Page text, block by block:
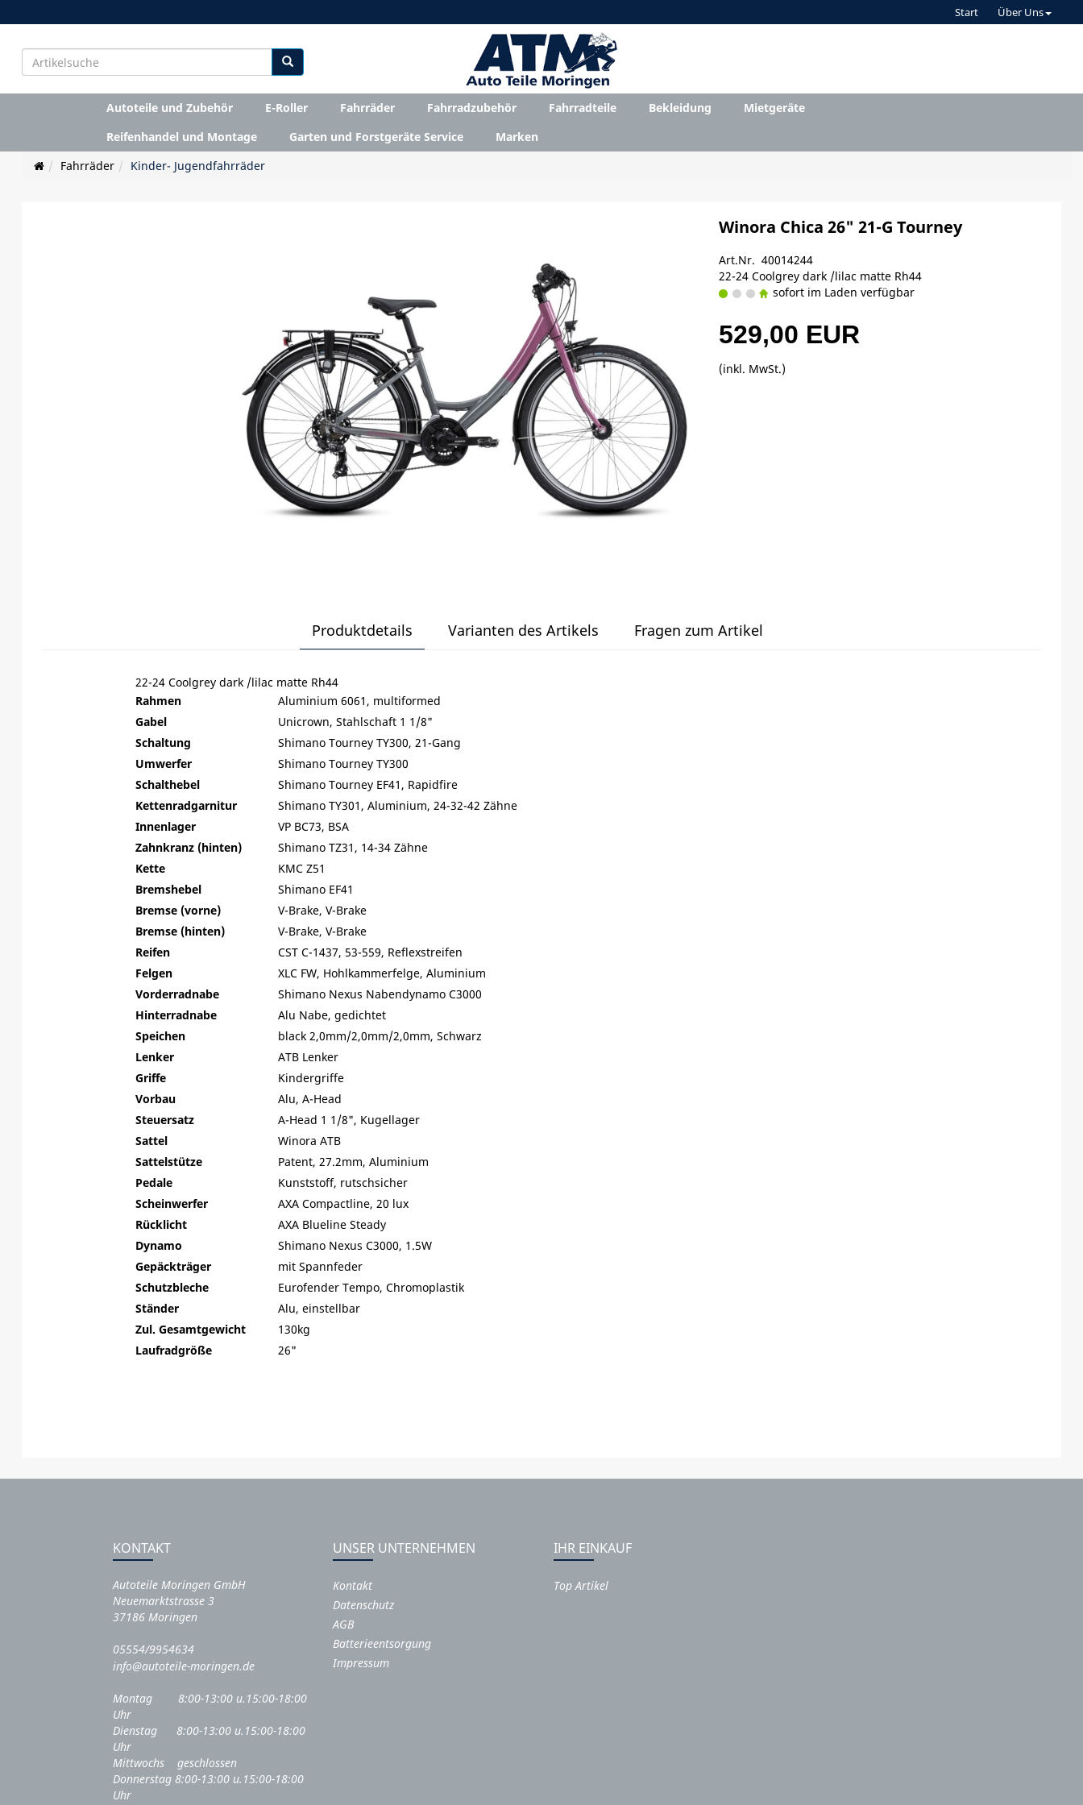
Start Über Uns
Autoteile und Zubehör E-Roller Fahrräder Fahrradzubehör Fahrradteile Bekleidung
Mietgeräte
Reifenhandel und Montage
Garten und Forstgeräte Service
Marken
Fahrräder
Kinder- Jugendfahrräder
Winora Chica 26" 21-G Tourney
Art.Nr. 40014244
22-24 Coolgrey dark /lilac matte Rh44
sofort im Laden verfügbar
529,00 EUR
(inkl. MwSt.)
Produktdetails Varianten des Artikels Fragen zum Artikel
22-24 Coolgrey dark /lilac matte Rh44
Rahmen
Aluminium 6061, multiformed
Gabel
Unicrown, Stahlschaft 1 1/8"
Schaltung
Shimano Tourney TY300, 21-Gang
Umwerfer
Shimano Tourney TY300
Schalthebel
Shimano Tourney EF41, Rapidfire
Kettenradgarnitur
Shimano TY301, Aluminium, 24-32-42 Zähne
Innenlager
VP BC73, BSA
Zahnkranz (hinten)
Shimano TZ31, 14-34 Zähne
Kette
KMC Z51
Bremshebel
Shimano EF41
Bremse (vorne)
V-Brake, V-Brake
Bremse (hinten)
V-Brake, V-Brake
Reifen
CST C-1437, 53-559, Reflexstreifen
Felgen
XLC FW, Hohlkammerfelge, Aluminium
Vorderradnabe
Shimano Nexus Nabendynamo C3000
Hinterradnabe
Alu Nabe, gedichtet
Speichen
black 2,0mm/2,0mm/2,0mm, Schwarz
Lenker
ATB Lenker
Griffe
Kindergriffe
Vorbau
Alu, A-Head
Steuersatz
A-Head 1 1/8", Kugellager
Sattel
Winora ATB
Sattelstütze
Patent, 27.2mm, Aluminium
Pedale
Kunststoff, rutschsicher
Scheinwerfer
AXA Compactline, 20 lux
Rücklicht
AXA Blueline Steady
Dynamo
Shimano Nexus C3000, 1.5W
Gepäckträger
mit Spannfeder
Schutzbleche
Eurofender Tempo, Chromoplastik
Ständer
Alu, einstellbar
Zul. Gesamtgewicht
130kg
Laufradgröße
26"
KONTAKT
Autoteile Moringen GmbH
Neuemarktstrasse 3
37186 Moringen
05554/9954634
info@autoteile-moringen.de
Montag 8:00-13:00 u.15:00-18:00
Uhr
Dienstag 8:00-13:00 u.15:00-18:00
Uhr
Mittwochs geschlossen
Donnerstag 8:00-13:00 u.15:00-18:00
Uhr
UNSER UNTERNEHMEN
Kontakt
Datenschutz
AGB
Batterieentsorgung
Impressum
IHR EINKAUF
Top Artikel